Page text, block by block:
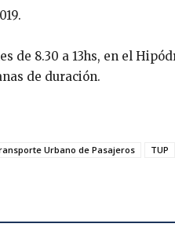
de 8.30 a 13hs, en el
de duración.
Urbano de Pasajeros TUP